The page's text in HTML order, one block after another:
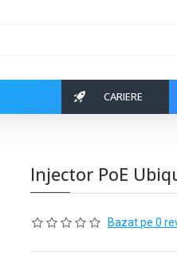
CARIERE
Injector PoE
Bazat pe 0